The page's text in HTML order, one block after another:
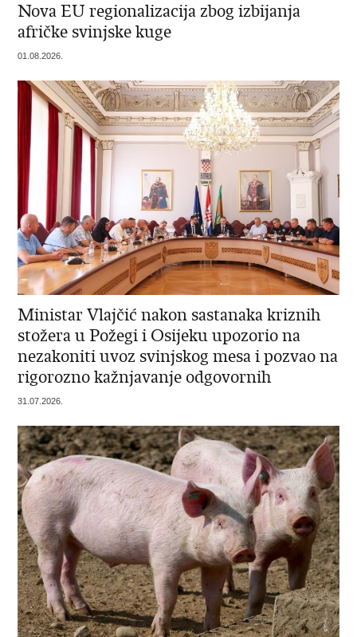
Nova EU regionalizacija zbog izbijanja
afričke svinjske kuge
01.08.2026.
Ministar Vlajčić nakon sastanaka kriznih
stožera u Požegi i Osijeku upozorio na
nezakoniti uvoz svinjskog mesa i pozvao na
rigorozno kažnjavanje odgovornih
31.07.2026.